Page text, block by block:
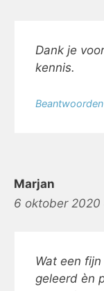
Dank je
kennis.
Beantwoorden
Marjan
6 oktober
Wat een
geleerd èn